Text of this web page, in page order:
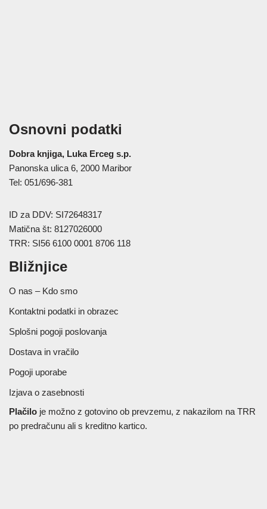
Osnovni podatki
Dobra knjiga, Luka Erceg s.p.
Panonska ulica 6, 2000 Maribor
Tel: 051/696-381
ID za DDV: SI72648317
Matična št: 8127026000
TRR: SI56 6100 0001 8706 118
Bližnjice
O nas – Kdo smo
Kontaktni podatki in obrazec
Splošni pogoji poslovanja
Dostava in vračilo
Pogoji uporabe
Izjava o zasebnosti
Plačilo je možno z gotovino ob prevzemu, z nakazilom na TRR
po predračunu ali s kreditno kartico.